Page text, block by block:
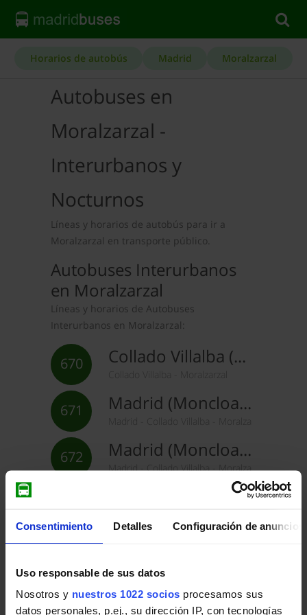
Consentimiento Detalles Configuración de anuncios
Uso responsable de sus datos
Nosotros y nuestros 1022 socios procesamos sus
datos personales, p.ej., su dirección IP, con tecnologías
Horarios de autobús Madrid Moralzarzal
Autobuses en
Moralzarzal -
Interurbanos y
Nocturnos
Líneas y horarios de autobús para ir a
Moralzarzal en transporte público.
Autobuses Interurbanos
en Moralzarzal
Líneas y horarios de Autobuses
Interurbanos en Moralzarzal:
670 Collado Villalba (Hospital) - Moralzarzal
Collado Villalba - Moralzarzal
671 Madrid (Moncloa) - Moralzarzal
Madrid - Collado Villalba - Moralzarzal
672 Madrid (Moncloa) - Cerceda (Mataelpino)
Madrid - Collado Villalba - Moralzarzal - El
Madrid (Moncloa) - Cerceda
720
724 Madrid (Plaza Castilla) - Manzanares - El Boalo
Madrid - Colmenar Viejo - Tres Cantos -